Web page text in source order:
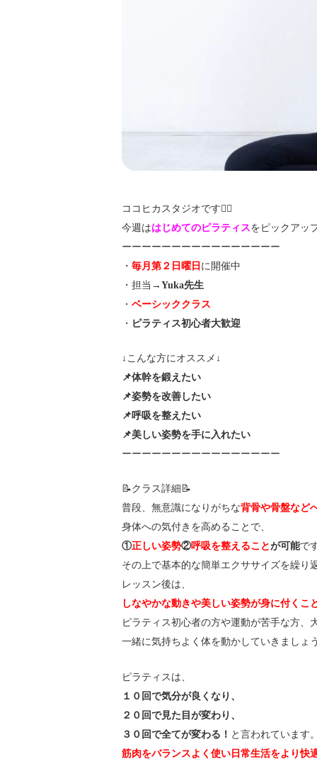
ココヒカスタジオです🧘‍♀️
今週ははじめてのピラティスをピックアップ
ーーーーーーーーーーーーーーーー
・ 毎月第２日曜日 に開催中
・担当→ Yuka先生
・ ベーシッククラス
・ ピラティス初心者大歓迎
↓こんな方にオススメ↓
📌体幹を鍛えたい
📌姿勢を改善したい
📌呼吸を整えたい
📌美しい姿勢を手に入れたい
ーーーーーーーーーーーーーーーー
📝クラス詳細📝
普段、無意識になりがちな背骨や骨盤など
身体への気付きを高めることで、
①正しい姿勢②呼吸を整えることが可能で
その上で基本的な簡単エクササイズを繰り
レッスン後は、
しなやかな動きや美しい姿勢が身に付くこ
ピラティス初心者の方や運動が苦手な方、大
一緒に気持ちよく体を動かしていきましょ
ピラティスは、
１０回で気分が良くなり、
２０回で見た目が変わり、
３０回で全てが変わる！ と言われています
筋肉をバランスよく使い日常生活をより快